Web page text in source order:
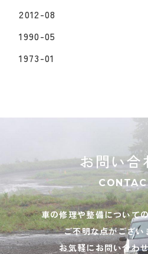
2012-08
1990-05
1973-01
お問い合
車の修理や整備について
ご不明な点がござい
お気軽にお問い合わ